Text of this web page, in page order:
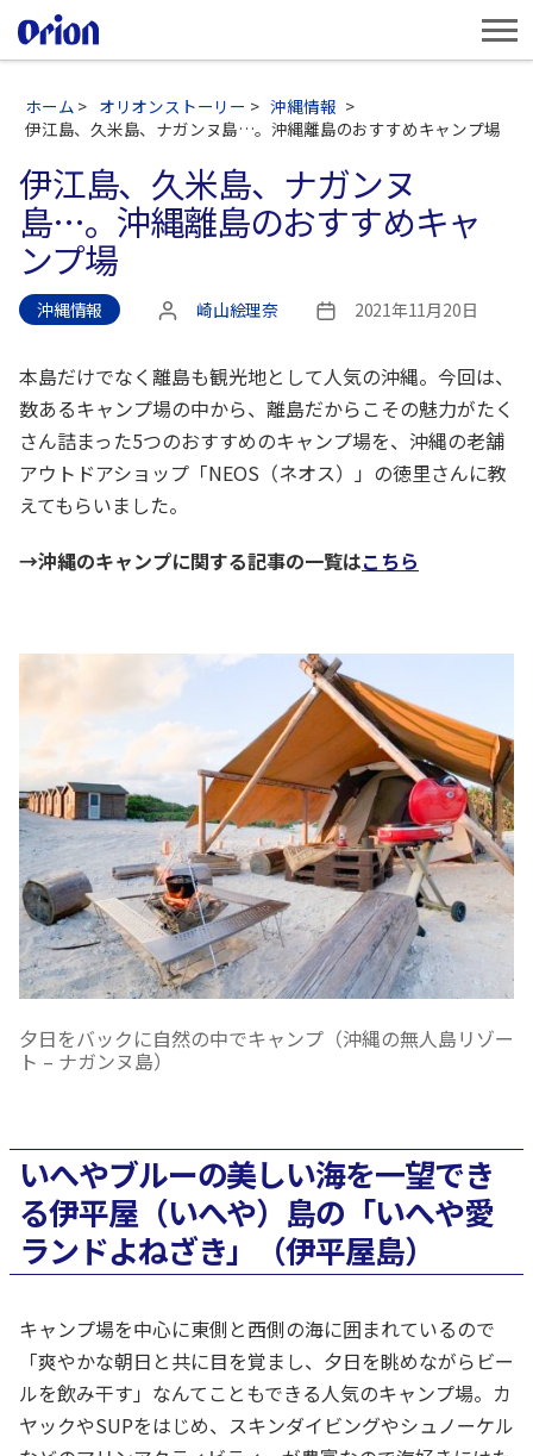
ホーム > オリオンストーリー > 沖縄情報 >
伊江島、久米島、ナガンヌ島…。沖縄離島のおすすめキャンプ場
伊江島、久米島、ナガンヌ
島…。沖縄離島のおすすめキャ
ンプ場
沖縄情報
投
崎山絵理奈
投
2021年11月20日
本島だけでなく離島も観光地として人気の沖縄。今回は、
数あるキャンプ場の中から、離島だからこその魅力がたく
さん詰まった5つのおすすめのキャンプ場を、沖縄の老舗
アウトドアショップ「NEOS（ネオス）」の徳里さんに教
えてもらいました。
→沖縄のキャンプに関する記事の一覧はこちら
夕日をバックに自然の中でキャンプ（沖縄の無人島リゾー
ト – ナガンヌ島）
いへやブルーの美しい海を一望でき
る伊平屋（いへや）島の「いへや愛
ランドよねざき」（伊平屋島）
キャンプ場を中心に東側と西側の海に囲まれているので
「爽やかな朝日と共に目を覚まし、夕日を眺めながらビー
ルを飲み干す」なんてこともできる人気のキャンプ場。カ
ヤックやSUPをはじめ、スキンダイビングやシュノーケル